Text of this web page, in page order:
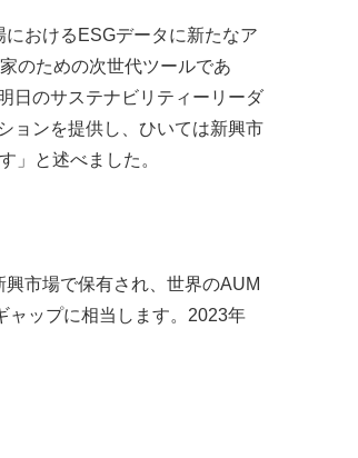
おけるESGデータに新たなア
のための次世代ツールであ
日のサステナビリティーリーダ
ョンを提供し、ひいては新興市
」と述べました。
市場で保有され、世界のAUM
ャップに相当します。2023年